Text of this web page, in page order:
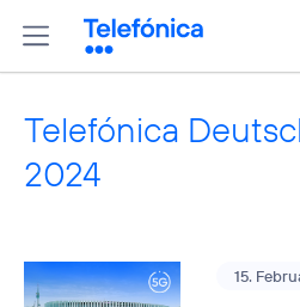
Telefónica
2024
15.